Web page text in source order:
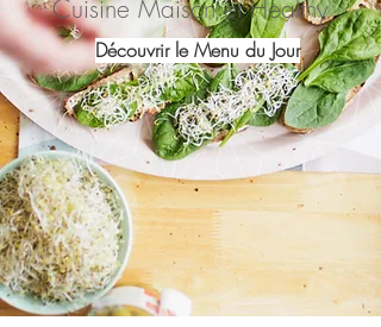
Cuisine Maison et Healthy
Découvrir le Menu du Jour